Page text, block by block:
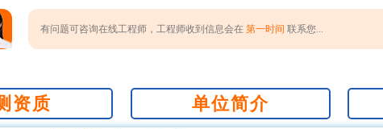
有问题可咨询在线工程师，工程师收到信息会在 第一时间 联系您...
资质 单位简介